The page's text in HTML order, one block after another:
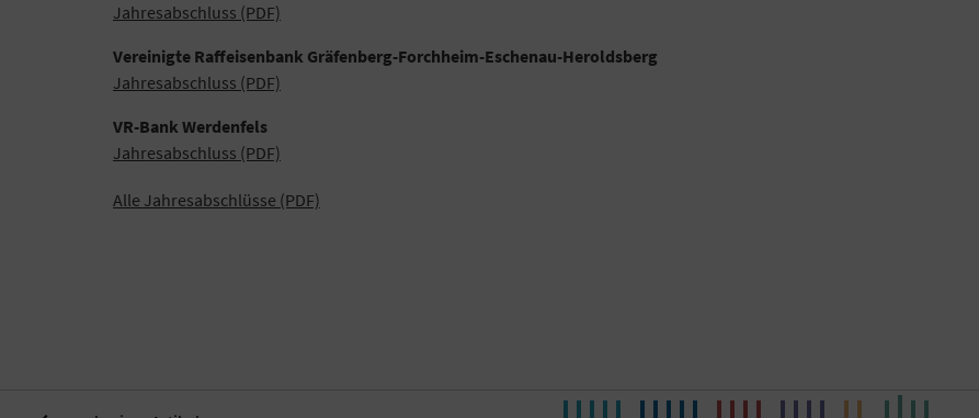
Jahresabschluss (PDF)
Vereinigte Raffeisenbank Gräfenberg-Forchheim-Eschenau-Heroldsberg
Jahresabschluss (PDF)
VR-Bank Werdenfels
Jahresabschluss (PDF)
Alle Jahresabschlüsse (PDF)